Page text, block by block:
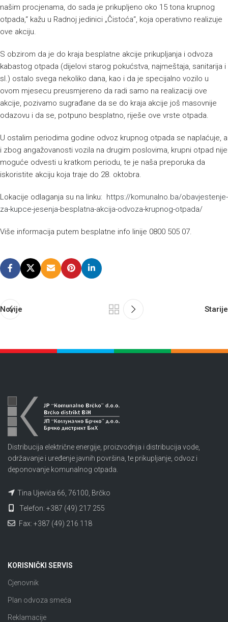
našim procjenama, do sada je prikupljeno oko 15 tona krupnog
otpada,“ kažu u Radnoj jedinici „Čistoća“, koja operativno realizuje
ove akciju.
S obzirom da je do kraja besplatne akcije prikupljanja i odvoza
kabastog otpada (dijelovi starog pokućstva, najmeštaja, sanitarija i
sl.) ostalo svega nekoliko dana, kao i da je specijalno vozilo u
ovom mjesecu preusmjereno da radi samo na realizaciji ove
akcije, pozivamo sugrađane da se do kraja akcije još masovnije
odazovu i da se, potpuno besplatno, riješe ove vrste otpada.
U ostalim periodima godine odvoz krupnog otpada se naplaćuje, a
i zbog angažovanosti vozila na drugim poslovima, krupni otpad nije
moguće odvesti u kratkom periodu, te je naša preporuka da
iskoristite akciju koja traje do 28. oktobra.
Lokacije odlaganja su na linku: https://komunalno.ba/obavjestenje-
za-kupce-jesenja-besplatna-akcija-odvoza-krupnog-otpada/
Više informacija putem besplatne info linije 0800 505 07.
Novije Starije
Distribucija električne energije, proizvodnja i distribucija vode,
održavanje i uređenje javnih površina, te prikupljanje, odvoz i
deponovanje komunalnog otpada.
Tina Ujevića 66, 76100, Brčko
Telefon: +387 (49) 217 255
Fax: +387 (49) 216 118
KORISNIČKI SERVIS
Cjenovnik
Plan odvoza smeća
Reklamacije